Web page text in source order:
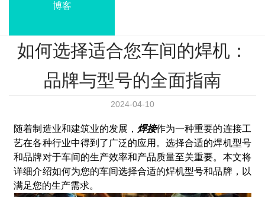
博客
如何选择适合您车间的焊机：
品牌与型号的全面指南
2024-04-10
随着制造业和建筑业的发展， 焊接作为一种重要的连接工
艺在各种行业中得到了广泛的应用。选择合适的焊机型号
和品牌对于车间的生产效率和产品质量至关重要。本文将
详细介绍如何为您的车间选择合适的焊机型号和品牌，以
满足您的生产需求。